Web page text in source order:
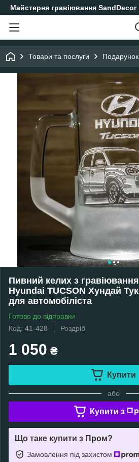
Майстерня гравіювання
Товари та послуги Подарунок
Пивний келих з
Hyundai TUCSON Хундай
для автомобіліста
Готово до відправки
Код: 41-428
Роздріб
1 050 ₴
Купити
або
Купити з
Що таке купити з Пром?
Замовлення під захистом